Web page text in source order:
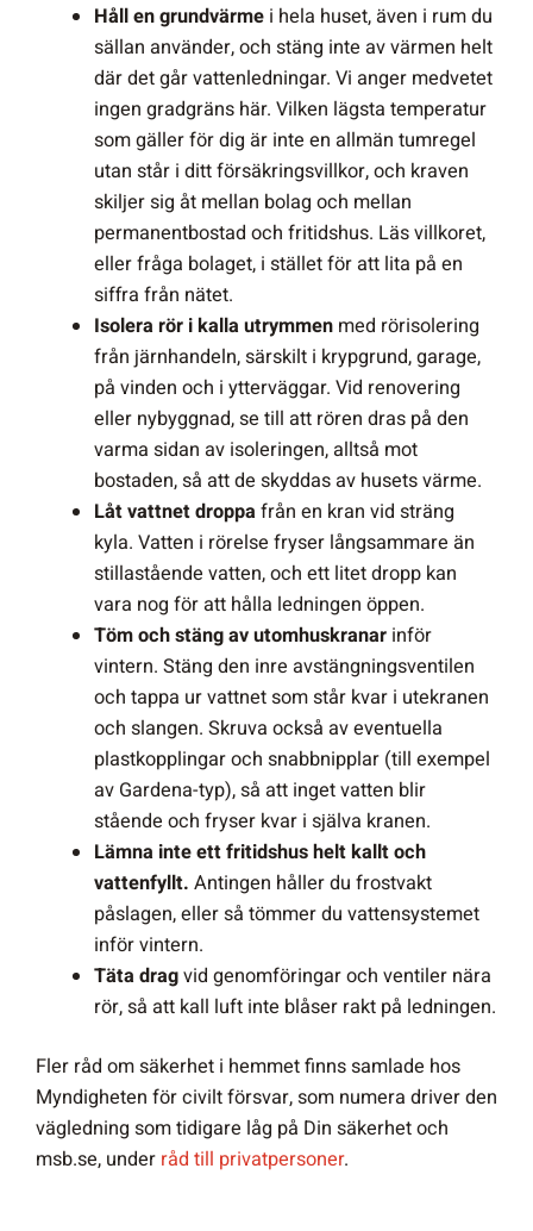
Håll en grundvärmei hela huset, även i rum du
sällan använder, och stäng inte av värmen helt
där det går vattenledningar. Vi anger medvetet
ingen gradgräns här. Vilken lägsta temperatur
som gäller för dig är inte en allmän tumregel
utan står i ditt försäkringsvillkor, och kraven
skiljer sig åt mellan bolag och mellan
permanentbostad och fritidshus. Läs villkoret,
eller fråga bolaget, i stället för att lita på en
siffra från nätet.
Isolera rör i kalla utrymmenmed rörisolering
från järnhandeln, särskilt i krypgrund, garage,
på vinden och i ytterväggar. Vid renovering
eller nybyggnad, se till att rören dras på den
varma sidan av isoleringen, alltså mot
bostaden, så att de skyddas av husets värme.
Låt vattnet droppa från en kran vid sträng
kyla. Vatten i rörelse fryser långsammare än
stillastående vatten, och ett litet dropp kan
vara nog för att hålla ledningen öppen.
Töm och stäng av utomhuskranarinför
vintern. Stäng den inre avstängningsventilen
och tappa ur vattnet som står kvar i utekranen
och slangen. Skruva också av eventuella
plastkopplingar och snabbnipplar (till exempel
av Gardena-typ), så att inget vatten blir
stående och fryser kvar i själva kranen.
Lämna inte ett fritidshus helt kallt och
vattenfyllt. Antingen håller du frostvakt
påslagen, eller så tömmer du vattensystemet
inför vintern.
Täta dragvid genomföringar och ventiler nära
rör, så att kall luft inte blåser rakt på ledningen.
Fler råd om säkerhet i hemmet finns samlade hos
Myndigheten för civilt försvar, som numera driver den
vägledning som tidigare låg på Din säkerhet och
msb.se, under råd till privatpersoner.